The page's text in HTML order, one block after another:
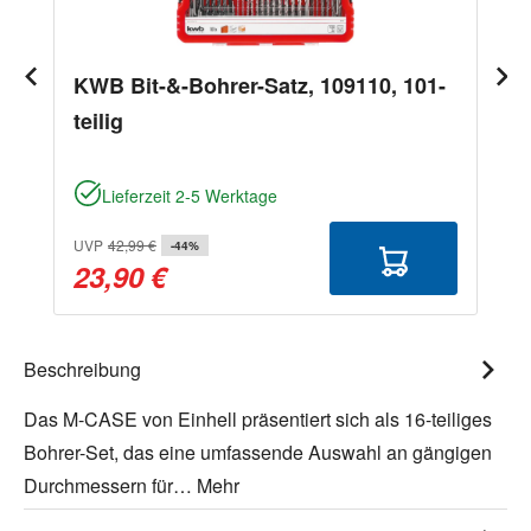
KWB Bit-&-Bohrer-Satz, 109110, 101-
teilig
Lieferzeit 2-5 Werktage
UVP 42,99 € -44%
23,90 €
Beschreibung
Das M-CASE von Einhell präsentiert sich als 16-teiliges
Bohrer-Set, das eine umfassende Auswahl an gängigen
Durchmessern für… Mehr